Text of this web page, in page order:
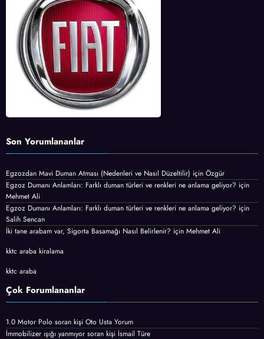
Son Yorumlananlar
Egzozdan Mavi Duman Atması (Nedenleri ve Nasıl Düzeltilir) için Özgür
Egzoz Dumanı Anlamları: Farklı duman türleri ve renkleri ne anlama geliyor? için
Mehmet Ali
Egzoz Dumanı Anlamları: Farklı duman türleri ve renkleri ne anlama geliyor? için
Salih Sencan
İki tane arabam var, Sigorta Basamağı Nasıl Belirlenir? için Mehmet Ali
kktc araba kiralama
kktc araba
Çok Forumlananlar
1.0 Motor Polo soran kişi Oto Usta Yorum
İmmobilizer ışığı yanmıyor soran kişi İsmail Türe